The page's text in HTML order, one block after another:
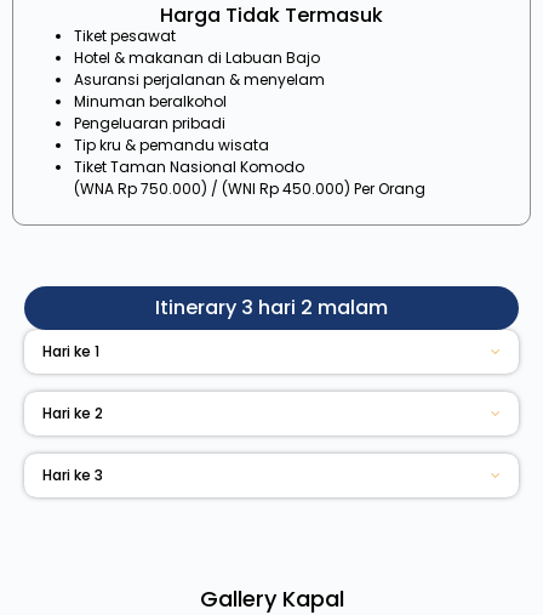
Harga Tidak Termasuk
Tiket pesawat
Hotel & makanan di Labuan Bajo
Asuransi perjalanan & menyelam
Minuman beralkohol
Pengeluaran pribadi
Tip kru & pemandu wisata
Tiket Taman Nasional Komodo
(WNA Rp 750.000) / (WNI Rp 450.000) Per Orang
Itinerary 3 hari 2 malam
Hari ke 1
Hari ke 2
Hari ke 3
Gallery Kapal